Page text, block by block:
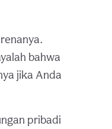
bahwa
jika Anda
pribadi